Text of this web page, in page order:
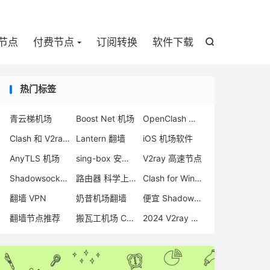

点 付费节点 订阅转换 软件下载
热门标签
青云梯机场 Boost Net 机场
OpenClash 机场
Clash 和 V2ray 耗电
Lantern 翻墙
iOS 机场软件
AnyTLS 机场
sing-box 安卓配置
V2ray 高速节点
Shadowsocks 节点购买
路由器 科学上网
Clash for Windows 使用教程
翻墙 VPN
奶昔机场翻墙
便宜 Shadowsocks 购买
翻墙节点推荐
搬瓦工机场 ChatGPT 2024 V2ray 节点